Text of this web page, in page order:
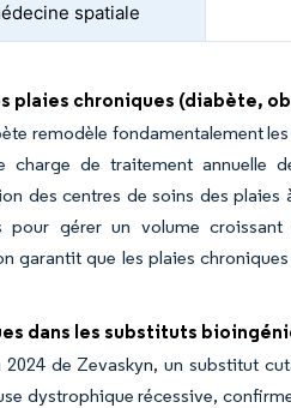
spatiale
plaies chroniques (diabète,
remodèle fondamentalement
charge de traitement
des centres de soins des
pour gérer un volume
garantit que les plaies
dans les substituts
de Zevaskyn, un substitut
dystrophique récessive,